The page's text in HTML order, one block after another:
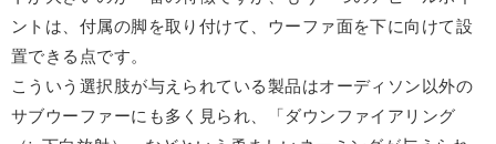
ントは、付属の脚を取り付けて、ウーファ面を下に向けて設
置できる点です。
こういう選択肢が与えられている製品はオーディソン以外の
サブウーファーにも多く見られ、「ダウンファイアリング